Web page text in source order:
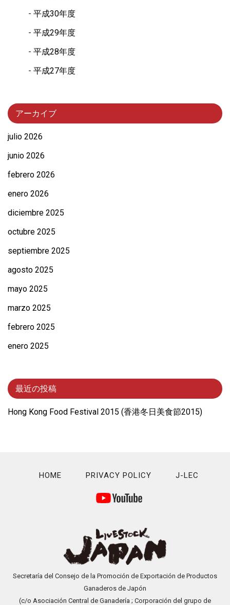
平成30年度
平成29年度
平成28年度
平成27年度
アーカイブ
julio 2026
junio 2026
febrero 2026
enero 2026
diciembre 2025
octubre 2025
septiembre 2025
agosto 2025
mayo 2025
marzo 2025
febrero 2025
enero 2025
最近の投稿
Hong Kong Food Festival 2015 (⾹港冬⽇美⾷節2015)
HOME PRIVACY POLICY J-LEC
Secretaría del Consejo de la Promoción de Exportación de Productos
Ganaderos de Japón
(c/o Asociación Central de Ganadería ; Corporación del grupo de